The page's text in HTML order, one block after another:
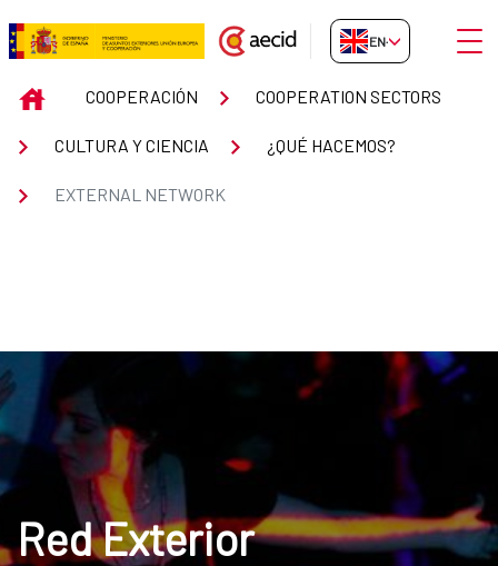
Skip to Main Content
EXTERNAL NETWORK
EN-GB
INICIOCOOPERACIÓN COOPERATION SECTORS
CULTURA Y CIENCIA ¿QUÉ HACEMOS?
EXTERNAL NETWORK
Red Exterior